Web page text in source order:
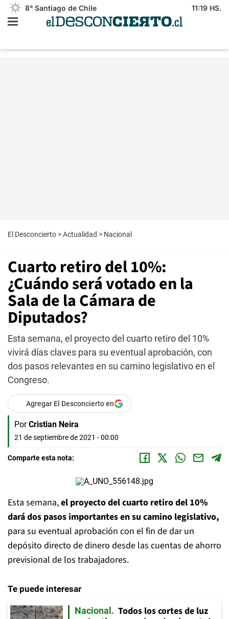
8° Santiago de Chile 11:19 HS.
El Desconcierto >Actualidad > Nacional
Cuarto retiro del 10%:
¿Cuándo será votado en la
Sala de la Cámara de
Diputados?
Esta semana, el proyecto del cuarto retiro del 10%
vivirá días claves para su eventual aprobación, con
dos pasos relevantes en su camino legislativo en el
Congreso.
Agregar El Desconcierto en
Por Cristian Neira
21 de septiembre de 2021 - 00:00
Comparte esta nota:
Esta semana,el proyecto del cuarto retiro del 10%
dará dos pasos importantes en su camino legislativo,
para su eventual aprobación con el fin de dar un
depósito directo de dinero desde las cuentas de ahorro
previsional de los trabajadores.
Te puede interesar
Nacional
Todos los cortes de luz